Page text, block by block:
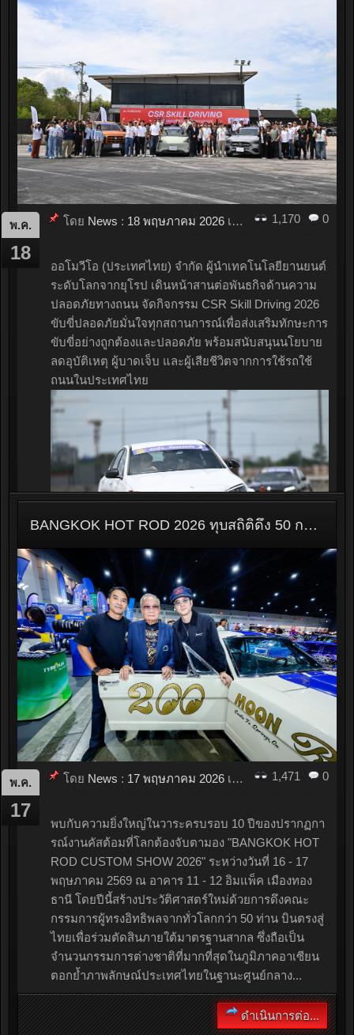
พ.ค.
18
0
1,170
โดย News : 18 พฤษภาคม 2026 เมื่อ 21:04
ออโมวีโอ (ประเทศไทย) จำกัด ผู้นำเทคโนโลยียานยนต์
ระดับโลกจากยุโรป เดินหน้าสานต่อพันธกิจด้านความ
ปลอดภัยทางถนน จัดกิจกรรม CSR Skill Driving 2026
ขับขี่ปลอดภัยมั่นใจทุกสถานการณ์เพื่อส่งเสริมทักษะการ
ขับขี่อย่างถูกต้องและปลอดภัย พร้อมสนับสนุนนโยบาย
ลดอุบัติเหตุ ผู้บาดเจ็บ และผู้เสียชีวิตจากการใช้รถใช้
ถนนในประเทศไทย
ยกระดับทักษะการขับขี่อย่างปลอดภัย...
ดำเนินการต่อ...
BANGKOK HOT ROD 2026 ทุบสถิติดึง 50 กรรมการโลกตัดสินงานคัสต้อม มากสุดในอาเซียน! ชู "Bangkok Boy" ควงแขนรถยนต์ฮอทรอดและคัสต้อมไบค์ทั่วไทย รวมรถระดับมาสเตอร์พีซ สร้างประวัติศาสตร์คัสต้อมเอเชีย
พ.ค.
17
0
1,471
โดย News : 17 พฤษภาคม 2026 เมื่อ 13:15
พบกับความยิ่งใหญ่ในวาระครบรอบ 10 ปีของปรากฏกา
รณ์งานคัสต้อมที่โลกต้องจับตามอง "BANGKOK HOT
ROD CUSTOM SHOW 2026" ระหว่างวันที่ 16 - 17
พฤษภาคม 2569 ณ อาคาร 11 - 12 อิมแพ็ค เมืองทอง
ธานี โดยปีนี้สร้างประวัติศาสตร์ใหม่ด้วยการดึงคณะ
กรรมการผู้ทรงอิทธิพลจากทั่วโลกกว่า 50 ท่าน บินตรงสู่
ไทยเพื่อร่วมตัดสินภายใต้มาตรฐานสากล ซึ่งถือเป็น
จำนวนกรรมการต่างชาติที่มากที่สุดในภูมิภาคอาเซียน
ตอกย้ำภาพลักษณ์ประเทศไทยในฐานะศูนย์กลาง...
ดำเนินการต่อ...